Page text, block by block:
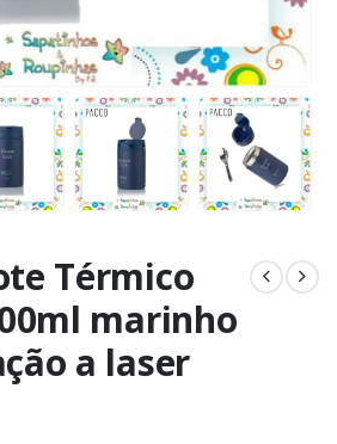
Térmico
marinho
a laser